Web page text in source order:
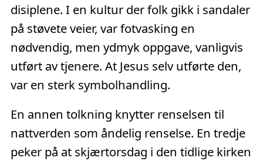
disiplene. I en kultur der folk gikk i sandaler
på støvete veier, var fotvasking en
nødvendig, men ydmyk oppgave, vanligvis
utført av tjenere. At Jesus selv utførte den,
var en sterk symbolhandling.
En annen tolkning knytter renselsen til
nattverden som åndelig renselse. En tredje
peker på at skjærtorsdag i den tidlige kirken